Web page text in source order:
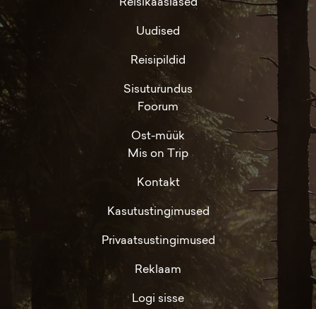
Uudised
Reisipildid
Sisuturundus
Foorum
Ost-müük
Mis on Trip
Kontakt
Kasutustingimused
Privaatsustingimused
Reklaam
Logi sisse